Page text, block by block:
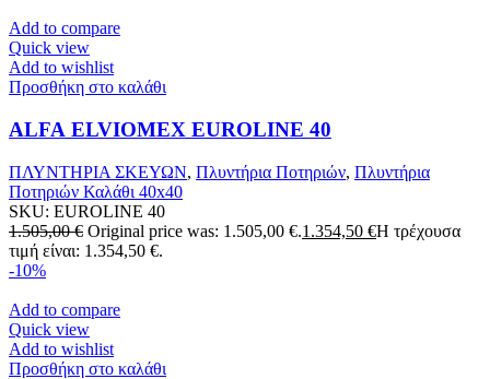
Add to compare
Quick view
Add to wishlist
Προσθήκη στο καλάθι
ALFA ELVIOMEX EUROLINE 40
ΠΛΥΝΤΗΡΙΑ ΣΚΕΥΩΝ, Πλυντήρια Ποτηριών, Πλυντήρια
Ποτηριών Καλάθι 40x40
SKU: EUROLINE 40
1.505,00€ Original price was: 1.505,00 €.1.354,50 €Η τρέχουσα
τιμή είναι: 1.354,50 €.
-10%
Add to compare
Quick view
Add to wishlist
Προσθήκη στο καλάθι